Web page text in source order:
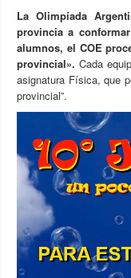
La Olimpíada
provincia a
alumnos, el COE
provincial». Cada
asignatura Física, que
provincial”.